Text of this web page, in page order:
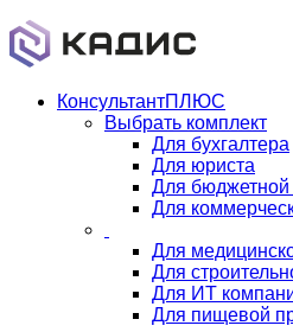
КонсультантПЛЮС
Выбрать комплект
Для бухгалтера
Для юриста
Для бюджетной
Для
Для
Для
Для ИТ
Для пищевой